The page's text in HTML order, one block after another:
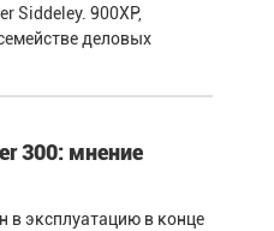
Siddeley. 900XP,
деловых
300: мнение
в эксплуатацию в конце